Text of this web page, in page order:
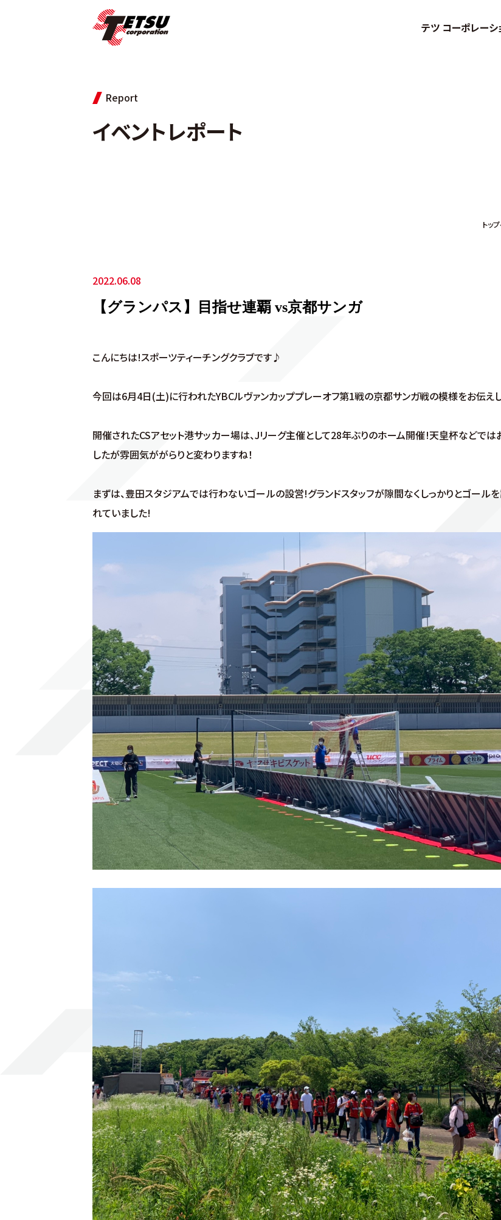
テツ コーポレーシ
Report
イベントレポート
トッ
2022.06.08
【グランパス】目指せ連覇 vs京都サンガ
こんにちは!スポーツティーチングクラブです♪
今回は6月4日(土)に行われたYBCルヴァンカッププレーオフ第1戦の京都サンガ戦の模様をお伝え
開催されたCSアセット港サッカー場は、Jリーグ主催として28年ぶりのホーム開催!天皇杯などでは
したが雰囲気ががらりと変わりますね！
まずは、豊田スタジアムでは行わないゴールの設営!グランドスタッフが隙間なくしっかりとゴールを
れていました!